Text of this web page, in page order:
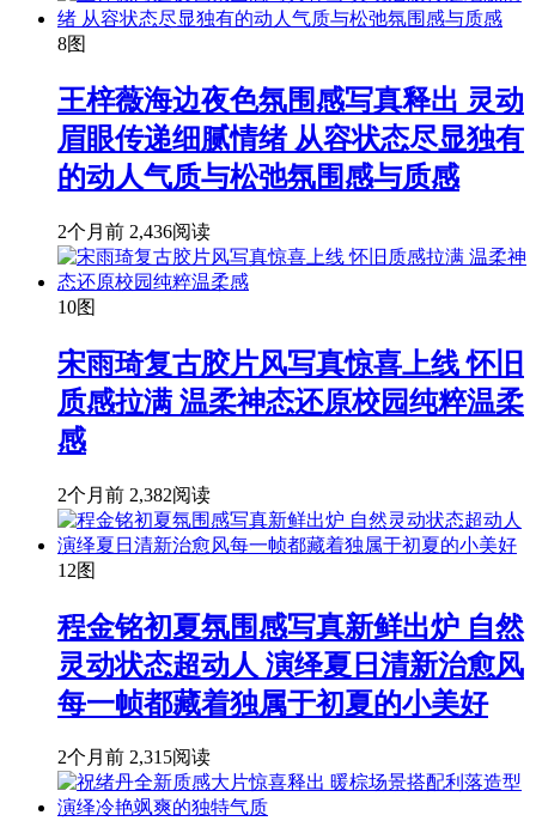
8图
王梓薇海边夜色氛围感写真释出 灵动
眉眼传递细腻情绪 从容状态尽显独有
的动人气质与松弛氛围感与质感
2个月前 2,436阅读
10图
宋雨琦复古胶片风写真惊喜上线 怀旧
质感拉满 温柔神态还原校园纯粹温柔
感
2个月前 2,382阅读
12图
程金铭初夏氛围感写真新鲜出炉 自然
灵动状态超动人 演绎夏日清新治愈风
每一帧都藏着独属于初夏的小美好
2个月前 2,315阅读